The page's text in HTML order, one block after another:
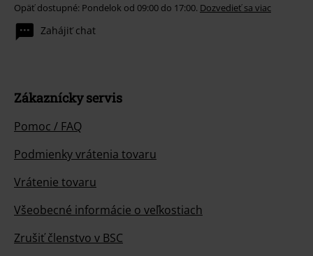
Opäť dostupné: Pondelok od 09:00 do 17:00. Dozvedieť sa viac
Zahájiť chat
Zákaznícky servis
Pomoc / FAQ
Podmienky vrátenia tovaru
Vrátenie tovaru
Všeobecné informácie o veľkostiach
Zrušiť členstvo v BSC